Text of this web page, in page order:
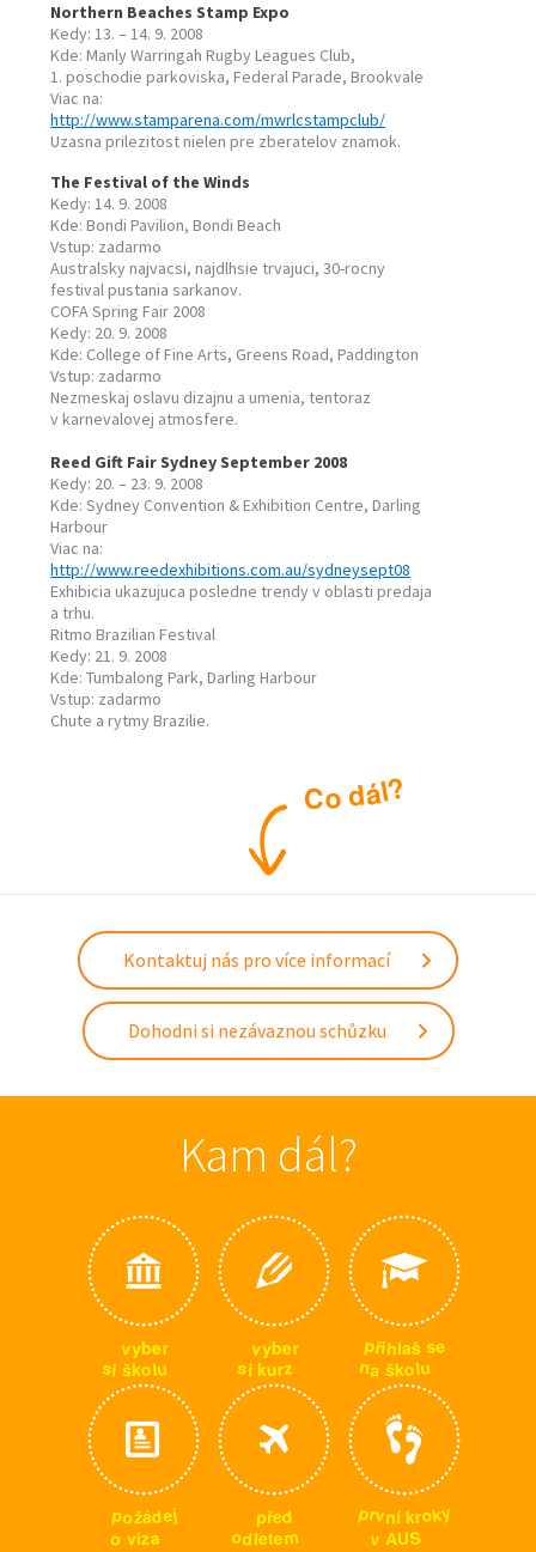
Northern Beaches Stamp Expo
Kedy: 13. – 14. 9. 2008
Kde: Manly Warringah Rugby Leagues Club,
1. poschodie parkoviska, Federal Parade, Brookvale
Viac na:
http://www.stamparena.com/mwrlcstampclub/
Uzasna prilezitost nielen pre zberatelov znamok.
The Festival of the Winds
Kedy: 14. 9. 2008
Kde: Bondi Pavilion, Bondi Beach
Vstup: zadarmo
Australsky najvacsi, najdlhsie trvajuci, 30-rocny
festival pustania sarkanov.
COFA Spring Fair 2008
Kedy: 20. 9. 2008
Kde: College of Fine Arts, Greens Road, Paddington
Vstup: zadarmo
Nezmeskaj oslavu dizajnu a umenia, tentoraz
v karnevalovej atmosfere.
Reed Gift Fair Sydney September 2008
Kedy: 20. – 23. 9. 2008
Kde: Sydney Convention & Exhibition Centre, Darling
Harbour
Viac na:
http://www.reedexhibitions.com.au/sydneysept08
Exhibicia ukazujuca posledne trendy v oblasti predaja
a trhu.
Ritmo Brazilian Festival
Kedy: 21. 9. 2008
Kde: Tumbalong Park, Darling Harbour
Vstup: zadarmo
Chute a rytmy Brazilie.
Co dál?
Kontaktuj nás pro více informací
Dohodni si nezávaznou schůzku
Kam dál?
vyber
si školu
vyber
si kurz
přihlaš se
na školu
požádej
o víza
před
odletem
prvníkroky
v AUS